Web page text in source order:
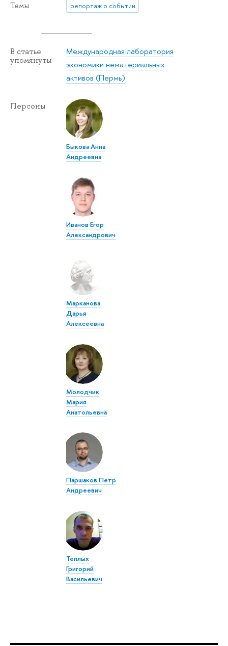
Темы репортаж о событии
В статье
упомянуты
Международная лаборатория
экономики нематериальных
активов (Пермь)
Персоны
Быкова Анна
Андреевна
Иванов Егор
Александрович
Марканова
Дарья
Алексеевна
Молодчик
Мария
Анатольевна
Паршаков Петр
Андреевич
Теплых
Григорий
Васильевич